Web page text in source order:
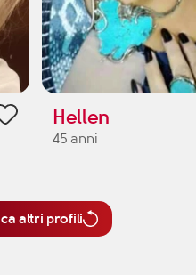
Hellen
45 anni
altri profili